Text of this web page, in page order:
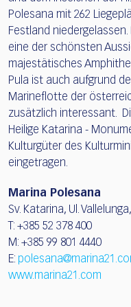
Polesana mit 262
Festland
eine der schönsten
majestätisches
Pula ist auch aufgrund
Marineflotte der
zusätzlich interessant.
Heilige Katarina -
Kulturgüter des
eingetragen.
Marina Polesana
Sv. Katarina, Ul.
T: +385 52 378 400
M: +385 99 801 4440
E:
www.marina21.com